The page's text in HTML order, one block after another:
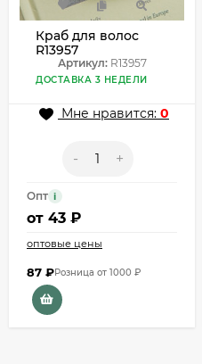
Краб для волос
R13957
Артикул:R13957
ДОСТАВКА 3 НЕДЕЛИ
Мне нравится: 0
- +
Опт i
от 43 ₽
оптовые цены
87 ₽Розница от 1000 ₽